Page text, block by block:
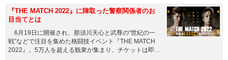
『THE MATCH 2022』に陣取った警察関係者のお
目当てとは
6月19日に開催され、那須川天心と武尊の“世紀の一
戦”などで注目を集めた格闘技イベント『THE MATCH
2022』。5万人を超える観衆が集まり、チケットは即日